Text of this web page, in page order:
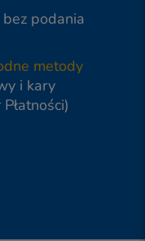
podania
metody
i kary